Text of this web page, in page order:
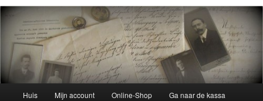
Huis Mijn account Online-Shop Ga naar de kassa